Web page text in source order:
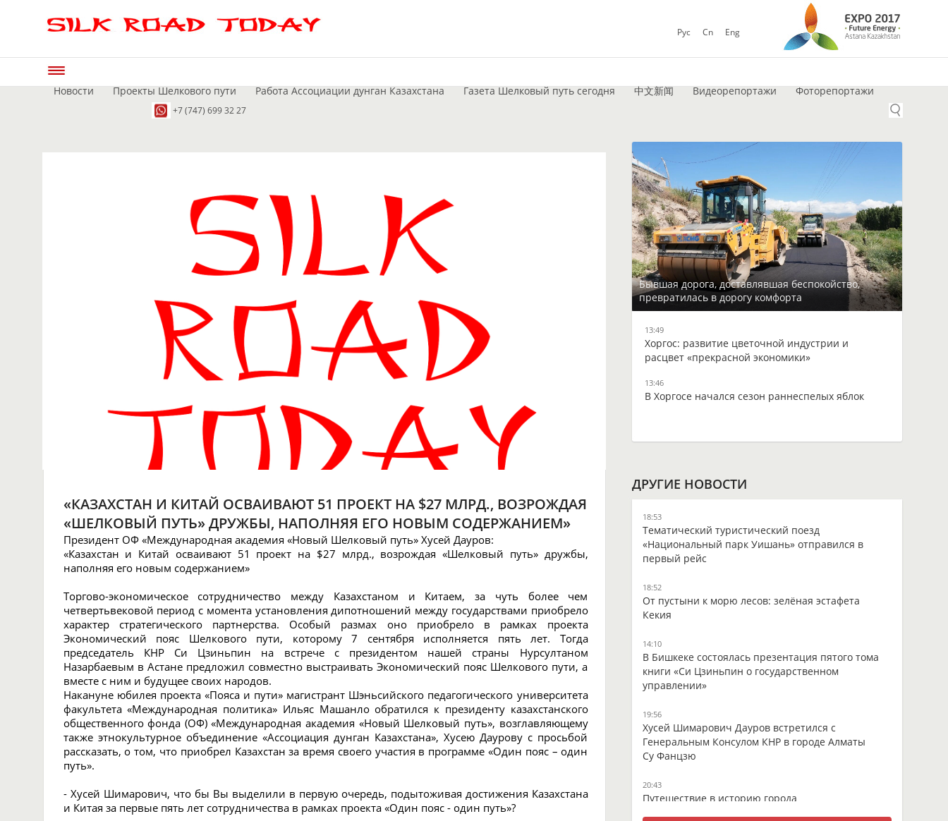
Рус Cn Eng
Новости Проекты Шелкового пути Работа Ассоциации дунган Казахстана Газета Шелковый путь сегодня 中文新闻 Видеорепортажи Фоторепортажи
+7 (747) 699 32 27
«КАЗАХСТАН И КИТАЙ ОСВАИВАЮТ 51 ПРОЕКТ НА $27 МЛРД., ВОЗРОЖДАЯ
«ШЕЛКОВЫЙ ПУТЬ» ДРУЖБЫ, НАПОЛНЯЯ ЕГО НОВЫМ СОДЕРЖАНИЕМ»
Президент ОФ «Международная академия «Новый Шелковый путь» Хусей Дауров:
«Казахстан и Китай осваивают 51 проект на $27 млрд., возрождая «Шелковый путь» дружбы,
наполняя его новым содержанием»
Торгово-экономическое сотрудничество между Казахстаном и Китаем, за чуть более чем
четвертьвековой период с момента установления дипотношений между государствами приобрело
характер стратегического партнерства. Особый размах оно приобрело в рамках проекта
Экономический пояс Шелкового пути, которому 7 сентября исполняется пять лет. Тогда
председатель КНР Си Цзиньпин на встрече с президентом нашей страны Нурсултаном
Назарбаевым в Астане предложил совместно выстраивать Экономический пояс Шелкового пути, а
вместе с ним и будущее своих народов.
Накануне юбилея проекта «Пояса и пути» магистрант Шэньсийского педагогического университета
факультета «Международная политика» Ильяс Машанло обратился к президенту казахстанского
общественного фонда (ОФ) «Международная академия «Новый Шелковый путь», возглавляющему
также этнокультурное объединение «Ассоциация дунган Казахстана», Хусею Даурову с просьбой
рассказать, о том, что приобрел Казахстан за время своего участия в программе «Один пояс – один
путь».
- Хусей Шимарович, что бы Вы выделили в первую очередь, подытоживая достижения Казахстана
и Китая за первые пять лет сотрудничества в рамках проекта «Один пояс - один путь»?
Бывшая дорога, доставлявшая беспокойство,
превратилась в дорогу комфорта
13:49
Хоргос: развитие цветочной индустрии и
расцвет «прекрасной экономики»
13:46
В Хоргосе начался сезон раннеспелых яблок
ДРУГИЕ НОВОСТИ
18:53
Тематический туристический поезд
«Национальный парк Уишань» отправился в
первый рейс
18:52
От пустыни к морю лесов: зелёная эстафета
Кекия
14:10
В Бишкеке состоялась презентация пятого тома
книги «Си Цзиньпин о государственном
управлении»
19:56
Хусей Шимарович Дауров встретился с
Генеральным Консулом КНР в городе Алматы
Су Фанцзю
20:43
Путешествие в историю города